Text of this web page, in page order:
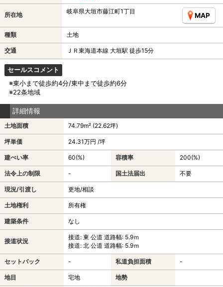
所在地 岐阜県大垣市藤江町1丁目
MAP
種類 土地
交通 ＪＲ東海道本線 大垣駅 徒歩15分
セールスコメント
※東小まで徒歩約4分/東中まで徒歩約6分
※22条地域
詳細情報
土地面積 74.79m² (22.62坪)
坪単価 24.31万円 /坪
建ぺい率 60(%) 容積率 200(%)
法令上の制限 - 国土法届出 不要
現況/引渡し 更地/相談
土地権利 所有権
建築条件 なし
接道状況
接道: 東 公道 道路幅: 5.9ｍ
接道: 北 公道 道路幅: 5.9ｍ
セットバック - 私道負担面積 -
地目 宅地 地勢